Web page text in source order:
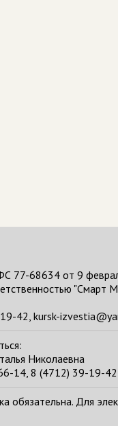
77-68634 от 9
"Смарт
42, kursk-
Николаевна
14, 8 (4712) 39-19-
обязательна. Для